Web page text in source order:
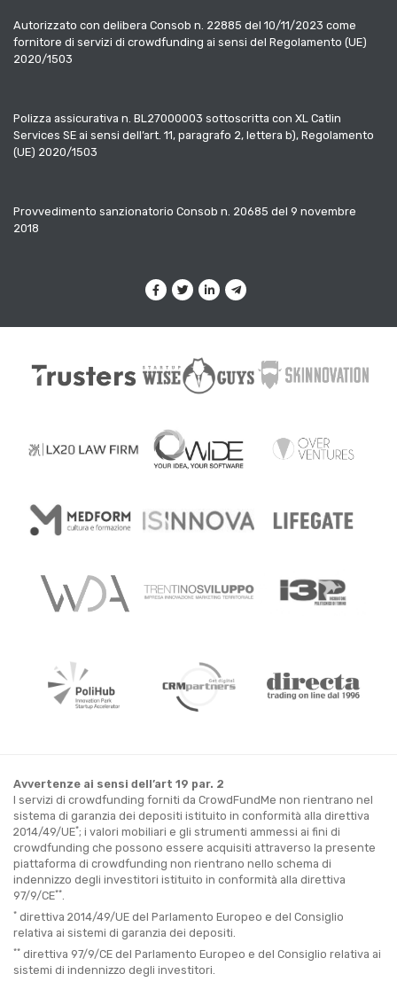
Autorizzato con delibera Consob n. 22885 del 10/11/2023 come
fornitore di servizi di crowdfunding ai sensi del Regolamento (UE)
2020/1503
Polizza assicurativa n. BL27000003 sottoscritta con XL Catlin
Services SE ai sensi dell’art. 11, paragrafo 2, lettera b), Regolamento
(UE) 2020/1503
Provvedimento sanzionatorio Consob n. 20685 del 9 novembre
2018
Avvertenze ai sensi dell’art 19 par. 2
I servizi di crowdfunding forniti da CrowdFundMe non rientrano nel
sistema di garanzia dei depositi istituito in conformità alla direttiva
2014/49/UE*; i valori mobiliari e gli strumenti ammessi ai fini di
crowdfunding che possono essere acquisiti attraverso la presente
piattaforma di crowdfunding non rientrano nello schema di
indennizzo degli investitori istituito in conformità alla direttiva
97/9/CE**.
* direttiva 2014/49/UE del Parlamento Europeo e del Consiglio
relativa ai sistemi di garanzia dei depositi.
** direttiva 97/9/CE del Parlamento Europeo e del Consiglio relativa ai
sistemi di indennizzo degli investitori.